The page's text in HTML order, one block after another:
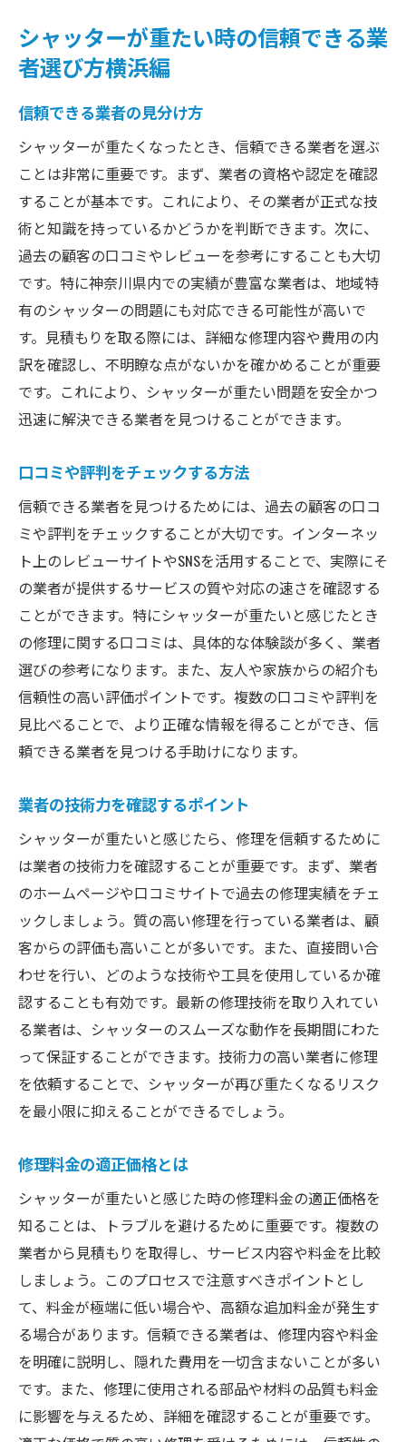
シャッターが重たい時の信頼できる業
者選び方横浜編
信頼できる業者の見分け方
シャッターが重たくなったとき、信頼できる業者を選ぶ
ことは非常に重要です。まず、業者の資格や認定を確認
することが基本です。これにより、その業者が正式な技
術と知識を持っているかどうかを判断できます。次に、
過去の顧客の口コミやレビューを参考にすることも大切
です。特に神奈川県内での実績が豊富な業者は、地域特
有のシャッターの問題にも対応できる可能性が高いで
す。見積もりを取る際には、詳細な修理内容や費用の内
訳を確認し、不明瞭な点がないかを確かめることが重要
です。これにより、シャッターが重たい問題を安全かつ
迅速に解決できる業者を見つけることができます。
口コミや評判をチェックする方法
信頼できる業者を見つけるためには、過去の顧客の口コ
ミや評判をチェックすることが大切です。インターネッ
ト上のレビューサイトやSNSを活用することで、実際にそ
の業者が提供するサービスの質や対応の速さを確認する
ことができます。特にシャッターが重たいと感じたとき
の修理に関する口コミは、具体的な体験談が多く、業者
選びの参考になります。また、友人や家族からの紹介も
信頼性の高い評価ポイントです。複数の口コミや評判を
見比べることで、より正確な情報を得ることができ、信
頼できる業者を見つける手助けになります。
業者の技術力を確認するポイント
シャッターが重たいと感じたら、修理を信頼するために
は業者の技術力を確認することが重要です。まず、業者
のホームページや口コミサイトで過去の修理実績をチェ
ックしましょう。質の高い修理を行っている業者は、顧
客からの評価も高いことが多いです。また、直接問い合
わせを行い、どのような技術や工具を使用しているか確
認することも有効です。最新の修理技術を取り入れてい
る業者は、シャッターのスムーズな動作を長期間にわた
って保証することができます。技術力の高い業者に修理
を依頼することで、シャッターが再び重たくなるリスク
を最小限に抑えることができるでしょう。
修理料金の適正価格とは
シャッターが重たいと感じた時の修理料金の適正価格を
知ることは、トラブルを避けるために重要です。複数の
業者から見積もりを取得し、サービス内容や料金を比較
しましょう。このプロセスで注意すべきポイントとし
て、料金が極端に低い場合や、高額な追加料金が発生す
る場合があります。信頼できる業者は、修理内容や料金
を明確に説明し、隠れた費用を一切含まないことが多い
です。また、修理に使用される部品や材料の品質も料金
に影響を与えるため、詳細を確認することが重要です。